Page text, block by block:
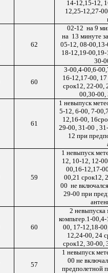
14-12,15-12,
12,25-12,27-
62
02-12 на 9
на 13 минуте
05-12, 08-
18-12,19-
30-
60
3-00,4-00,6-
16-12,17-00,
срок12, 22-00,
00,30-00,
61
1 невыпуск
5-12, 6-00, 7-
12,16-00,
29-00, 31-00 ,
12 при
59
1 невыпуск
12, 10-12, 12-
00,16-12,17-
00,21 срок12,
00 не
29-00 при
60
2 невыпуска
компьтер.1-
00, 17-12,18-
12,24-00, 24
срок12, 30-00,
57
1 невыпуск
00 не
предполетной